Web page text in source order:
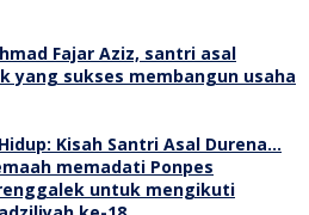
Kisah Santri Asal Durena…